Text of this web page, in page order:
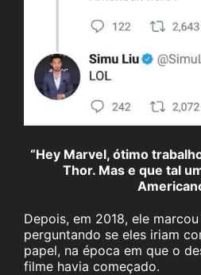
“Hey Marvel, ótimo
Thor. Mas e que tal
Depois, em 2018, ele
perguntando se eles iriam
papel, na época em que o
filme havia começado.